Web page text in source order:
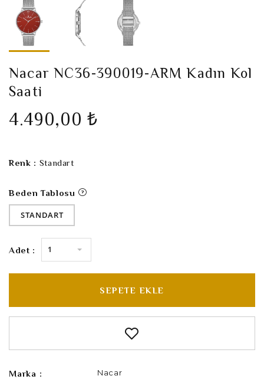
Nacar NC36-390019-ARM Kadın Kol
Saati
4.490,00 ₺
Renk : Standart
Beden Tablosu
STANDART
Adet : 1
SEPETE EKLE
Marka : Nacar